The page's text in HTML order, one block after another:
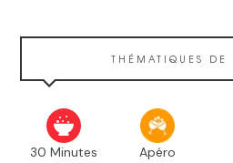
THÉMATIQUES DE
30 Minutes Apéro